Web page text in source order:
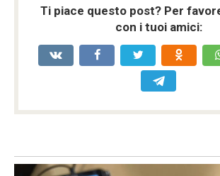
Ti piace questo post? Per
con i tuoi amici: